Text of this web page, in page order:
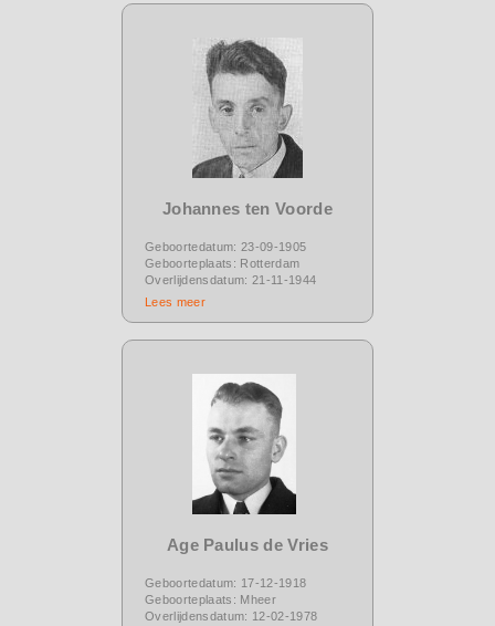
Johannes ten Voorde
Geboortedatum: 23-09-1905
Geboorteplaats: Rotterdam
Overlijdensdatum: 21-11-1944
Lees meer
Age Paulus de Vries
Geboortedatum: 17-12-1918
Geboorteplaats: Mheer
Overlijdensdatum: 12-02-1978